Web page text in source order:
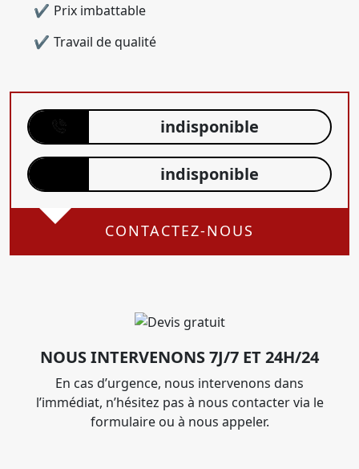
Prix imbattable
Travail de qualité
indisponible
indisponible
CONTACTEZ-NOUS
NOUS INTERVENONS 7J/7 ET 24H/24
En cas d’urgence, nous intervenons dans
l’immédiat, n’hésitez pas à nous contacter via le
formulaire ou à nous appeler.